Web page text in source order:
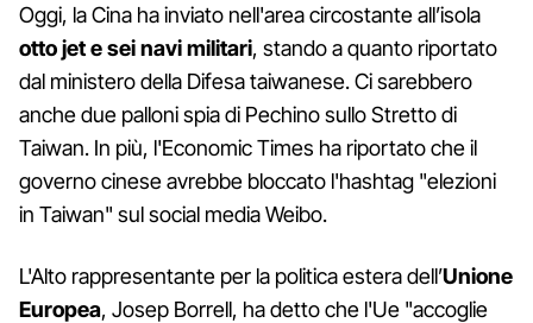
Oggi, la Cina ha inviato nell'area circostante all’isola
otto jet e sei navi militari, stando a quanto riportato
dal ministero della Difesa taiwanese. Ci sarebbero
anche due palloni spia di Pechino sullo Stretto di
Taiwan. In più, l'Economic Times ha riportato che il
governo cinese avrebbe bloccato l'hashtag "elezioni
in Taiwan" sul social media Weibo.
L'Alto rappresentante per la politica estera dell’Unione
Europea, Josep Borrell, ha detto che l'Ue "accoglie